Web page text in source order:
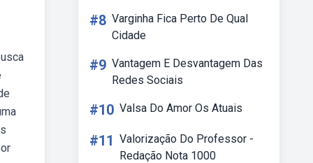
#8 Varginha Fica Perto De Qual
Cidade
#9 Vantagem E Desvantagem Das
Redes Sociais
#10 Valsa Do Amor Os Atuais
#11 Valorização Do Professor -
Redação Nota 1000